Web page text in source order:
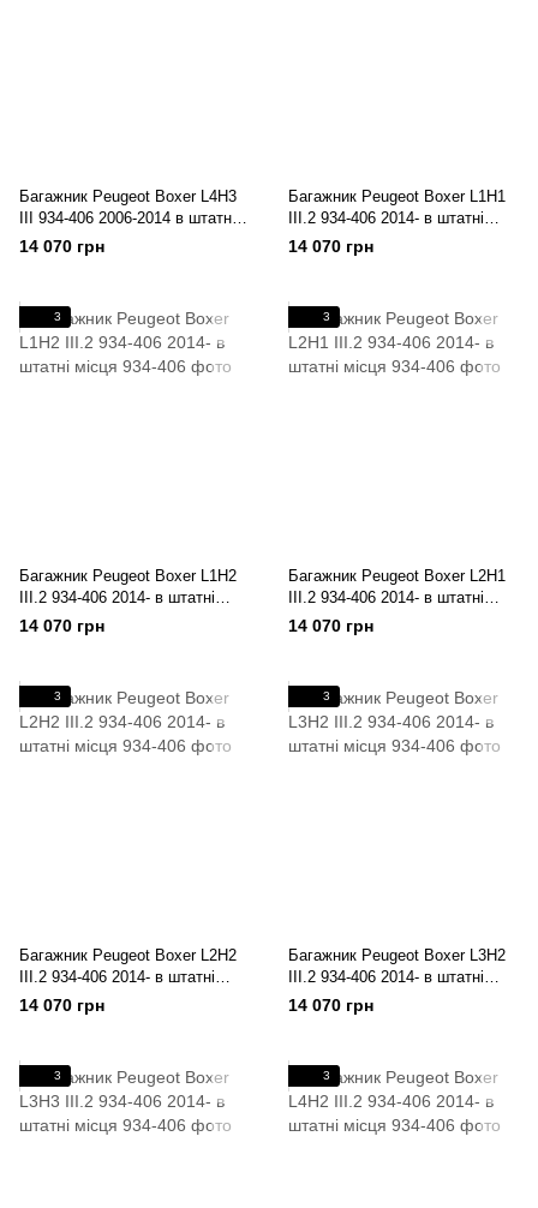
Багажник Peugeot Boxer L4H3
III 934-406 2006-2014 в штатні
місця
14 070 грн
Багажник Peugeot Boxer L1H1
III.2 934-406 2014- в штатні
місця
14 070 грн
3
Багажник Peugeot Boxer L1H2
III.2 934-406 2014- в штатні
місця
14 070 грн
3
Багажник Peugeot Boxer L2H1
III.2 934-406 2014- в штатні
місця
14 070 грн
3
Багажник Peugeot Boxer L2H2
III.2 934-406 2014- в штатні
місця
14 070 грн
3
Багажник Peugeot Boxer L3H2
III.2 934-406 2014- в штатні
місця
14 070 грн
3 3